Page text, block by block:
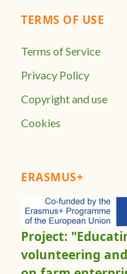
TERMS OF USE
Terms of Service
Privacy Policy
Copyright and use
Cookies
ERASMUS+
Project:
volunteering